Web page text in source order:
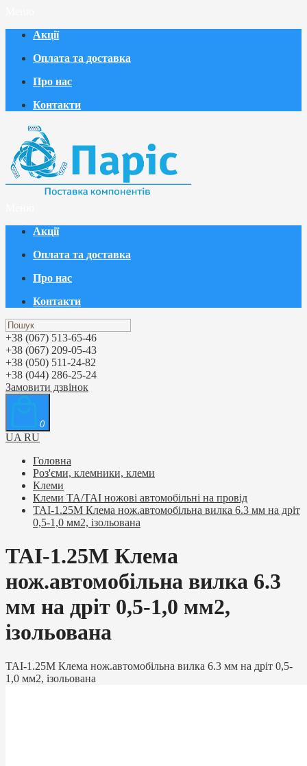
Акції
Оплата та доставка
Про нас
Контакти
Акції
Оплата та доставка
Про нас
Контакти
+38 (067) 513-65-46
+38 (067) 209-05-43
+38 (050) 511-24-82
+38 (044) 286-25-24
Замовити дзвінок
0
UA RU
Головна
Роз'єми, клемники, клеми
Клеми
Клеми TA/TAI ножові автомобільні на провід
TAI-1.25M Клема нож.автомобільна вилка 6.3 мм на дріт
0,5-1,0 мм2, ізольована
TAI-1.25M Клема
нож.автомобільна вилка 6.3
мм на дріт 0,5-1,0 мм2,
ізольована
TAI-1.25M Клема нож.автомобільна вилка 6.3 мм на дріт 0,5-
1,0 мм2, ізольована